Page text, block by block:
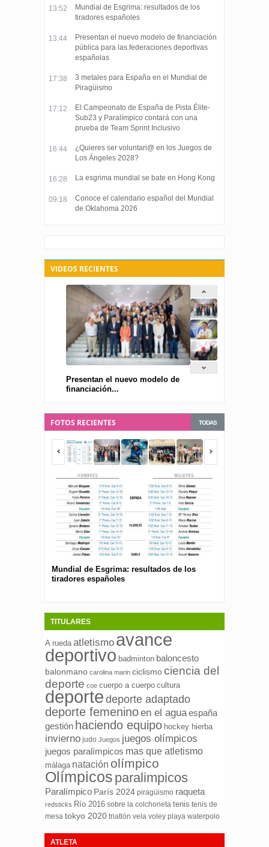
13:52
Mundial de Esgrima: resultados de los
tiradores españoles
13:44
Presentan el nuevo modelo de financiación
pública para las federaciones deportivas
españolas
17:38
3 metales para España en el Mundial de
Piragüismo
17:12
El Campeonato de España de Pista Élite-
Sub23 y Paralímpico contará con una
prueba de Team Sprint Inclusivo
16:44
¿Quieres ser voluntari@ en los Juegos de
Los Ángeles 2028?
16:28 La esgrima mundial se bate en Hong Kong
09:18
Conoce el calendario español del Mundial
de Oklahoma 2026
VIDEOS RECIENTES
Presentan el nuevo modelo de
financiación...
TODAS
FOTOS RECIENTES
Mundial de Esgrima: resultados de los
tiradores españoles
TITULARES
A rueda atletismo avance
deportivo badminton baloncesto
balonmano carolina marin ciclismociencia del
deporte coe cuerpo a cuerpo cultura
deportedeporte adaptado
deporte femeninoen el aguaespaña
gestión haciendo equipo hockey hierba
invierno judo Juegos juegos olímpicos
juegos paralímpicos mas que atletismo
málaga natación olímpico
Olímpicos paralimpicos
Paralímpico París 2024 piragüismo raqueta
redsticks Río 2016 sobre la colchoneta tenis tenis de
mesa tokyo 2020 triatlón vela voley playa waterpolo
ATLETA